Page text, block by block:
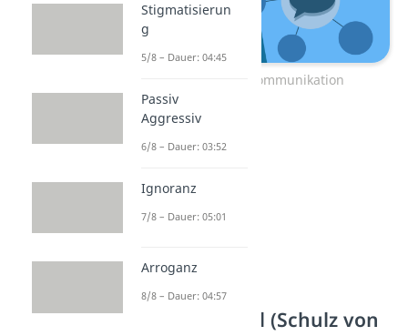
5 Axiome der Kommunikation
4 Ohren Modell (Schulz von
Stigmatisierun
g
5/8 – Dauer: 04:45
Passiv
Aggressiv
6/8 – Dauer: 03:52
Ignoranz
7/8 – Dauer: 05:01
Arroganz
8/8 – Dauer: 04:57